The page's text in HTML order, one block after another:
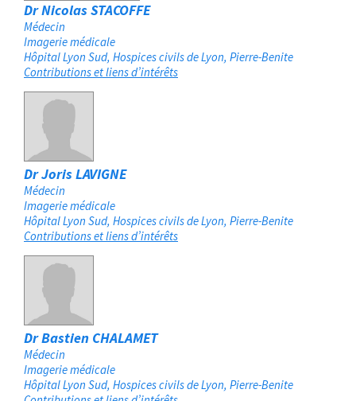
Dr Nicolas STACOFFE
Médecin
Imagerie médicale
Hôpital Lyon Sud, Hospices civils de Lyon Pierre-Benite
Contributions et liens d’intérêts
Dr Joris LAVIGNE
Médecin
Imagerie médicale
Hôpital Lyon Sud, Hospices civils de Lyon Pierre-Benite
Contributions et liens d’intérêts
Dr Bastien CHALAMET
Médecin
Imagerie médicale
Hôpital Lyon Sud, Hospices civils de Lyon Pierre-Benite